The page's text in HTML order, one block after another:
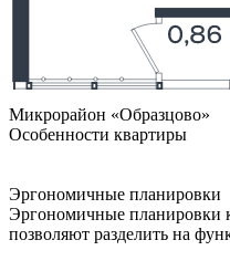
Микрорайон «Образцово»
Особенности квартиры
Эргономичные планировки
Эргономичные планировки
позволяют разделить на